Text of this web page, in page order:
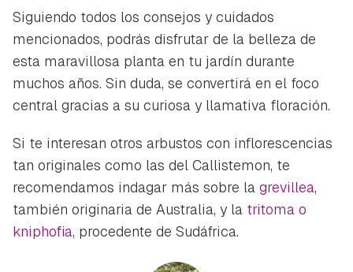
Siguiendo todos los consejos y cuidados
mencionados, podrás disfrutar de la belleza de
esta maravillosa planta en tu jardín durante
muchos años. Sin duda, se convertirá en el foco
central gracias a su curiosa y llamativa floración.
Si te interesan otros arbustos con inflorescencias
tan originales como las del Callistemon, te
recomendamos indagar más sobre la grevillea,
también originaria de Australia, y la tritoma o
kniphofia, procedente de Sudáfrica.